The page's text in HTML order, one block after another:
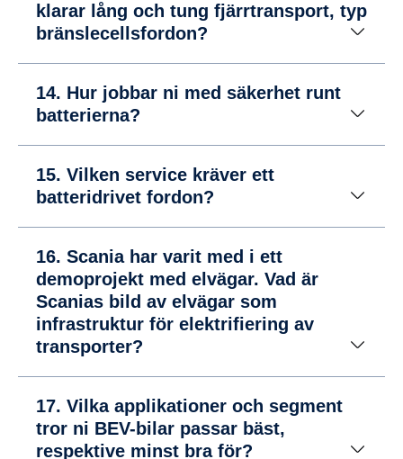
klarar lång och tung fjärrtransport, typ
bränslecellsfordon?
14. Hur jobbar ni med säkerhet runt
batterierna?
15. Vilken service kräver ett
batteridrivet fordon?
16. Scania har varit med i ett
demoprojekt med elvägar. Vad är
Scanias bild av elvägar som
infrastruktur för elektrifiering av
transporter?
17. Vilka applikationer och segment
tror ni BEV-bilar passar bäst,
respektive minst bra för?